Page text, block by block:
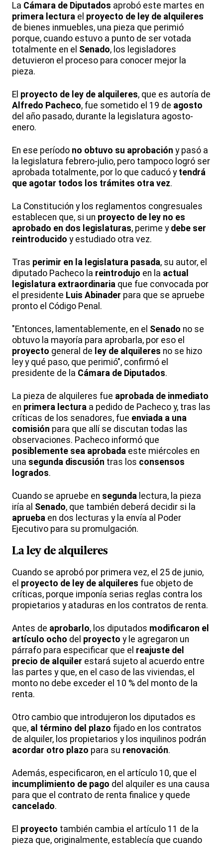
La Cámara de Diputados aprobó este martes en
primera lectura el proyecto de ley de alquileres
de bienes inmuebles, una pieza que perimió
porque, cuando estuvo a punto de ser votada
totalmente en el Senado, los legisladores
detuvieron el proceso para conocer mejor la
pieza.
El proyecto de ley de alquileres, que es autoría de
Alfredo Pacheco, fue sometido el 19 de agosto
del año pasado, durante la legislatura agosto-
enero.
En ese período no obtuvo su aprobación y pasó a
la legislatura febrero-julio, pero tampoco logró ser
aprobada totalmente, por lo que caducó y tendrá
que agotar todos los trámites otra vez.
La Constitución y los reglamentos congresuales
establecen que, si un proyecto de ley no es
aprobado en dos legislaturas, perime y debe ser
reintroducido y estudiado otra vez.
Tras perimir en la legislatura pasada, su autor, el
diputado Pacheco la reintrodujo en la actual
legislatura extraordinaria que fue convocada por
el presidente Luis Abinader para que se apruebe
pronto el Código Penal.
"Entonces, lamentablemente, en el Senado no se
obtuvo la mayoría para aprobarla, por eso el
proyecto general de ley de alquileres no se hizo
ley y qué paso, que perimió", confirmó el
presidente de la Cámara de Diputados.
La pieza de alquileres fue aprobada de inmediato
en primera lectura a pedido de Pacheco y, tras las
críticas de los senadores, fue enviada a una
comisión para que allí se discutan todas las
observaciones. Pacheco informó que
posiblemente sea aprobada este miércoles en
una segunda discusión tras los consensos
logrados.
Cuando se apruebe en segunda lectura, la pieza
iría al Senado, que también deberá decidir si la
aprueba en dos lecturas y la envía al Poder
Ejecutivo para su promulgación.
Laley de alquileres
Cuando se aprobó por primera vez, el 25 de junio,
el proyecto de ley de alquileres fue objeto de
críticas, porque imponía serias reglas contra los
propietarios y ataduras en los contratos de renta.
Antes de aprobarlo, los diputados modificaron el
artículo ocho del proyecto y le agregaron un
párrafo para especificar que el reajuste del
precio de alquiler estará sujeto al acuerdo entre
las partes y que, en el caso de las viviendas, el
monto no debe exceder el 10 % del monto de la
renta.
Otro cambio que introdujeron los diputados es
que, al término del plazo fijado en los contratos
de alquiler, los propietarios y los inquilinos podrán
acordar otro plazo para su renovación.
Además, especificaron, en el artículo 10, que el
incumplimiento de pago del alquiler es una causa
para que el contrato de renta finalice y quede
cancelado.
El proyecto también cambia el artículo 11 de la
pieza que, originalmente, establecía que cuando